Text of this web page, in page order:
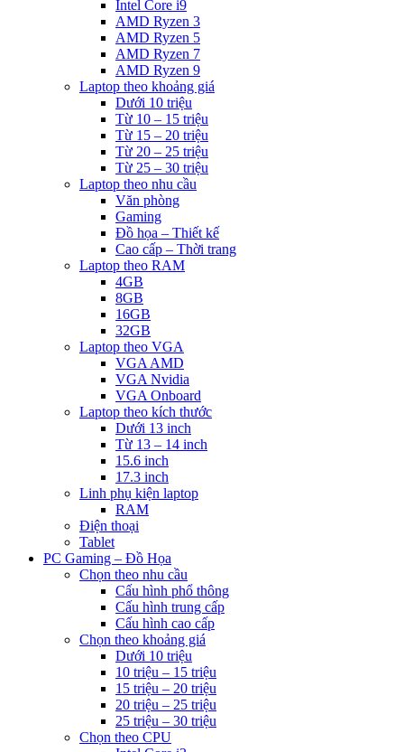
Intel Core i9
AMD Ryzen 3
AMD Ryzen 5
AMD Ryzen 7
AMD Ryzen 9
Laptop theo khoảng giá
Dưới 10 triệu
Từ 10 – 15 triệu
Từ 15 – 20 triệu
Từ 20 – 25 triệu
Từ 25 – 30 triệu
Laptop theo nhu cầu
Văn phòng
Gaming
Đồ họa – Thiết kế
Cao cấp – Thời trang
Laptop theo RAM
4GB
8GB
16GB
32GB
Laptop theo VGA
VGA AMD
VGA Nvidia
VGA Onboard
Laptop theo kích thước
Dưới 13 inch
Từ 13 – 14 inch
15.6 inch
17.3 inch
Linh phụ kiện laptop
RAM
Điện thoại
Tablet
PC Gaming – Đồ Họa
Chọn theo nhu cầu
Cấu hình phổ thông
Cấu hình trung cấp
Cấu hình cao cấp
Chọn theo khoảng giá
Dưới 10 triệu
10 triệu – 15 triệu
15 triệu – 20 triệu
20 triệu – 25 triệu
25 triệu – 30 triệu
Chọn theo CPU